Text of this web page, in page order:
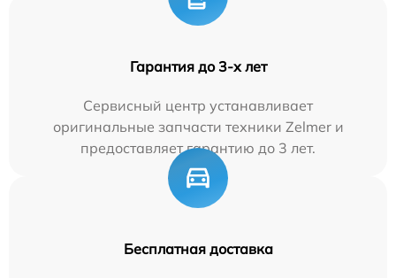
Гарантия до 3-х лет
Сервисный центр устанавливает
оригинальные запчасти техники Zelmer и
предоставляет гарантию до 3 лет.
Бесплатная доставка